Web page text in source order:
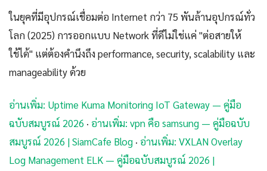
ในยุคที่มีอุปกรณ์เชื่อมต่อ Internet กว่า 75 พันล้านอุปกรณ์ทั่ว
โลก (2025) การออกแบบ Network ที่ดีไม่ใช่แค่ "ต่อสายให้
ใช้ได้" แต่ต้องคำนึงถึง performance, security, scalability และ
manageability ด้วย
อ่านเพิ่ม: Uptime Kuma Monitoring IoT Gateway — คู่มือ
ฉบับสมบูรณ์ 2026 · อ่านเพิ่ม: vpn คือ samsung — คู่มือฉบับ
สมบูรณ์ 2026 | SiamCafe Blog · อ่านเพิ่ม: VXLAN Overlay
Log Management ELK — คู่มือฉบับสมบูรณ์ 2026 |